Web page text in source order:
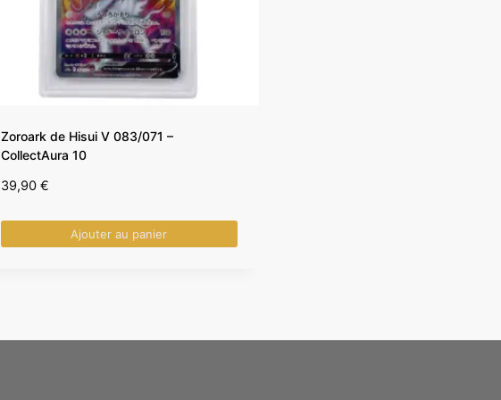
Zoroark de Hisui V 083/071 –
CollectAura 10
39,90 €
Ajouter au panier